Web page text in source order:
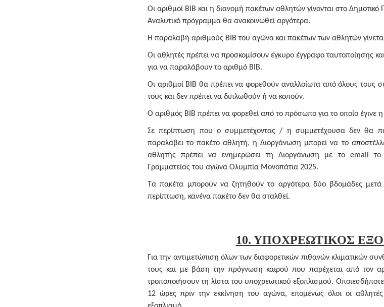
Οι αριθμοί BIB και η διανομή πακέτων αθλητών γίνονται στο
Αναλυτικό πρόγραμμα θα ανακοινωθεί αργότερα.
Η παραλαβή αριθμούς BIB του αγώνα και πακέτων των αθλητών
Οι αθλητές πρέπει να προσκομίσουν έγκυρο έγγραφο ταυτοποίησης
για να παραλάβουν το αριθμό BIB.
Οι αριθμοί ΒΙΒ θα πρέπει να φορεθούν αναλλοίωτα από όλους τους
τους και δεν πρέπει να διπλωθούν ή να κοπούν.
Ο αριθμός ΒΙΒ πρέπει να φορεθεί από το πρόσωπο για το οποίο έγινε
Σε περίπτωση που ο συμμετέχοντας / η συμμετέχουσα δεν θα
παραλάβει το πακέτο αθλητή, η Διοργάνωση μπορεί να το
αθλητής πρέπει να ενημερώσει τη Διοργάνωση με το email το
Γραμματείας του αγώνα Ολυμπία Μονοπάτια 2025.
Τα πακέτα μπορούν να ζητηθούν το αργότερα δύο βδομάδες μετά
περίπτωση, κανένα πακέτο δεν θα σταλθεί.
10. ΥΠΟΧΡΕΩΤΙΚΟΣ
Για την αντιμετώπιση όλων των διαφορετικών πιθανών κλιματικών
τους και με βάση την πρόγνωση καιρού που παρέχεται από τον
τροποποιήσουν τη λίστα του υποχρεωτικού εξοπλισμού.
12 ώρες πριν την εκκίνηση του αγώνα, επομένως όλοι οι